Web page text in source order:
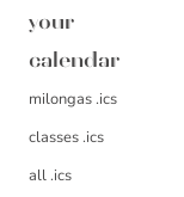
your
calendar
milongas .ics
classes .ics
all .ics